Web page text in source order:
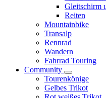
Gleitschirm
Reiten
Mountainbike
Transalp
Rennrad
Wandern
Fahrrad Touring
Community
Tourenkönige
Gelbes Trikot